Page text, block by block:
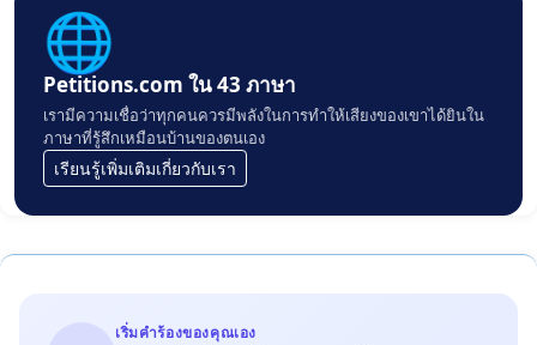
🌐
Petitions.com ใน 43 ภาษา
เรามีความเชื่อว่าทุกคนควรมีพลังในการทำให้เสียงของเขาได้ยินใน
ภาษาที่รู้สึกเหมือนบ้านของตนเอง
เรียนรู้เพิ่มเติมเกี่ยวกับเรา
เริ่มคำร้องของคุณเอง